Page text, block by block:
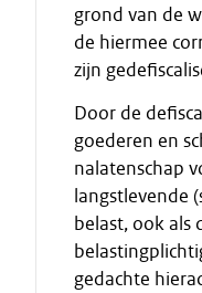
grond van de
de hiermee
zijn
Door de
goederen en
nalatenschap
langstlevende
belast, ook als
gedachte